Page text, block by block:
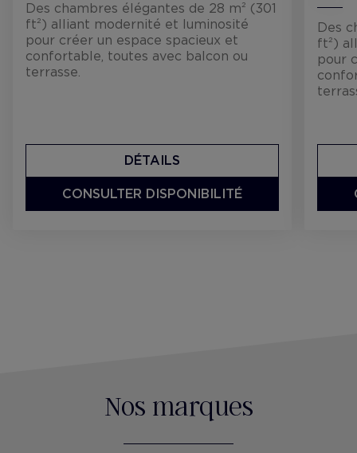
Des chambres élégantes de 28 m² (301
ft²) alliant modernité et luminosité
pour créer un espace spacieux et
confortable, toutes avec balcon ou
terrasse.
DÉTAILS
CONSULTER DISPONIBILITÉ
Des
ft²)
pour
Nos marques